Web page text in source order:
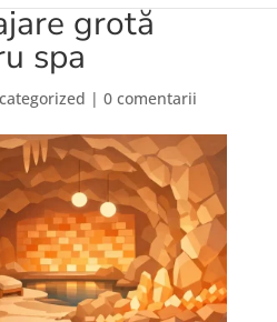
grotă
spa
| 0 comentarii